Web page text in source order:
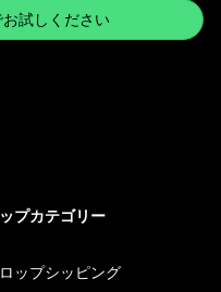
試しください
ップカテゴリー
ロップシッピング